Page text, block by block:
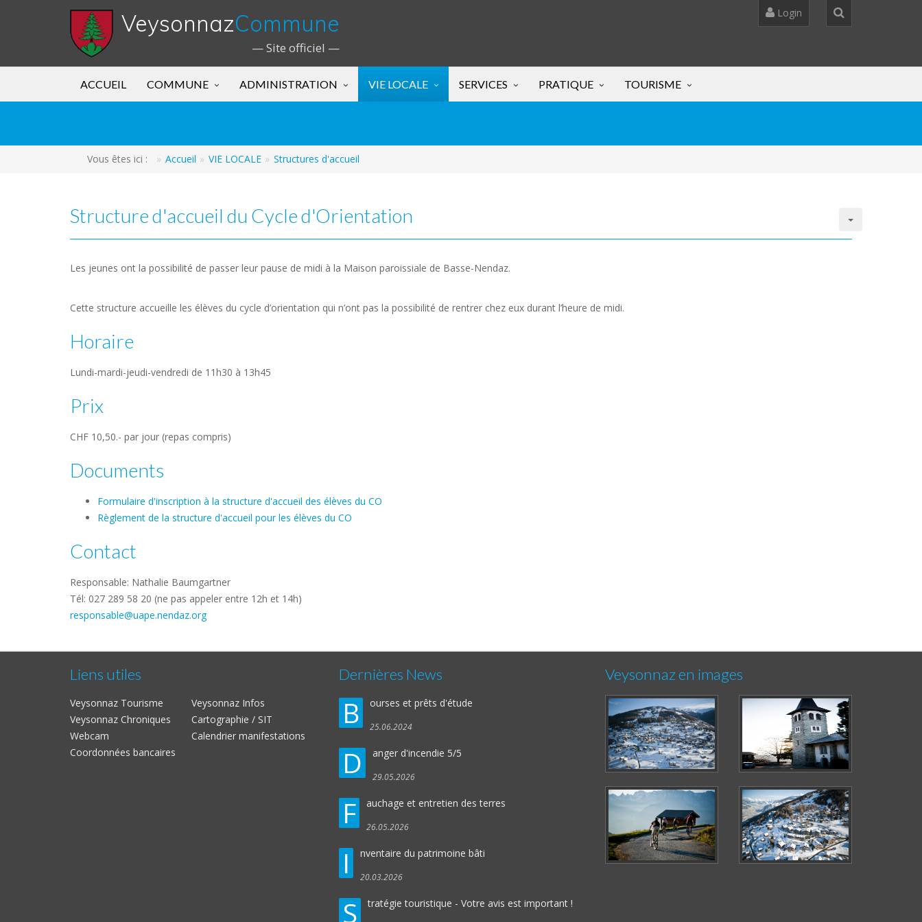
VeysonnazCommune
— Site officiel —
Login
ACCUEIL COMMUNE ADMINISTRATION VIE LOCALE SERVICES PRATIQUE TOURISME
Vous êtes ici : Accueil VIE LOCALE Structures d'accueil
Structure d'accueil du Cycle d'Orientation
Les jeunes ont la possibilité de passer leur pause de midi à la Maison paroissiale de Basse-Nendaz.
Cette structure accueille les élèves du cycle d’orientation qui n’ont pas la possibilité de rentrer chez eux durant l’heure de midi.
Horaire
Lundi-mardi-jeudi-vendredi de 11h30 à 13h45
Prix
CHF 10,50.- par jour (repas compris)
Documents
Formulaire d'inscription à la structure d'accueil des élèves du CO
Règlement de la structure d'accueil pour les élèves du CO
Contact
Responsable: Nathalie Baumgartner
Tél: 027 289 58 20 (ne pas appeler entre 12h et 14h)
responsable@uape.nendaz.org
Liens utiles
Veysonnaz Tourisme
Veysonnaz Infos
Veysonnaz Chroniques
Cartographie / SIT
Webcam
Calendrier manifestations
Coordonnées bancaires
Dernières News
B ourses et prêts d'étude
25.06.2024
D anger d'incendie 5/5
29.05.2026
F auchage et entretien des terres
26.05.2026
I nventaire du patrimoine bâti
20.03.2026
S tratégie touristique - Votre avis est important !
Veysonnaz en images